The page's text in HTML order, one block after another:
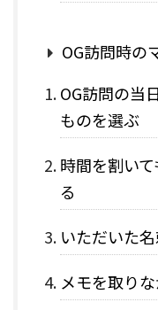
OG訪問時の
OG訪問の当
ものを選ぶ
時間を割い
る
いただいた
メモを取り